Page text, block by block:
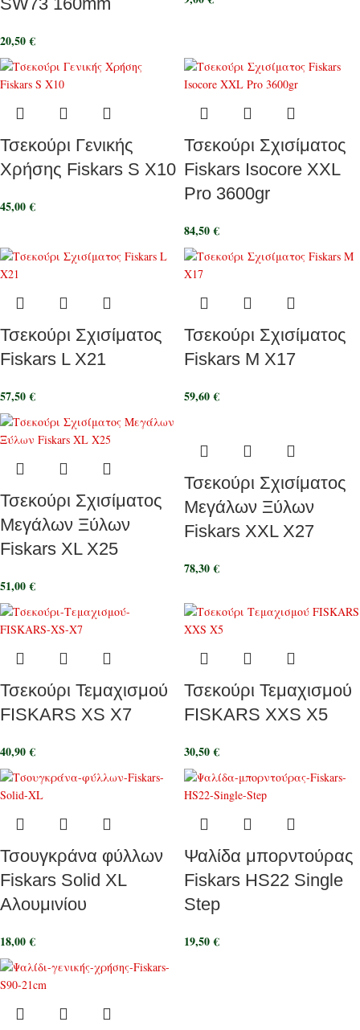
20,50€
Τσεκούρι Γενικής
Χρήσης Fiskars S X10
45,00€
Τσεκούρι Σχισίματος
Fiskars Isocore XXL
Pro 3600gr
84,50€
Τσεκούρι Σχισίματος
Fiskars L X21
57,50€
Τσεκούρι Σχισίματος
Fiskars M X17
59,60€
Τσεκούρι Σχισίματος
Μεγάλων Ξύλων
Fiskars XL X25
51,00€
Τσεκούρι Σχισίματος
Μεγάλων Ξύλων
Fiskars XXL X27
78,30€
Τσεκούρι Τεμαχισμού
FISKARS XS X7
40,90€
Τσεκούρι Τεμαχισμού
FISKARS ΧΧS X5
30,50€
Τσουγκράνα φύλλων
Fiskars Solid XL
Αλουμινίου
18,00€
Ψαλίδα μπορντούρας
Fiskars HS22 Single
Step
19,50€